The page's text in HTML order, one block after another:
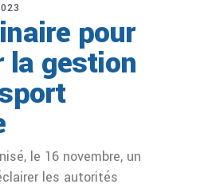
pour
gestion
le 16 novembre, un
les autorités